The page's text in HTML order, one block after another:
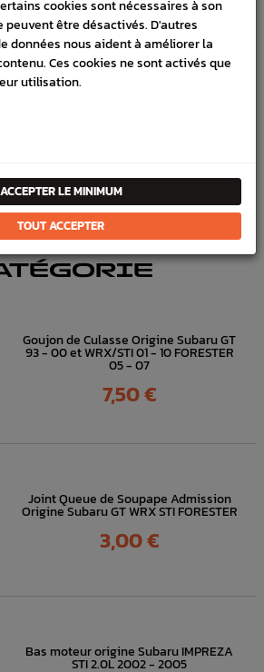
LA MÊME
Goujon de Culasse Origine Subaru GT
93 - 00 et WRX/STI 01 - 10 FORESTER
05 - 07
Prix
7,50 €
Joint Queue de Soupape Admission
Origine Subaru GT WRX STI FORESTER
Prix
3,00 €
Bas moteur origine Subaru IMPREZA
STI 2.0L 2002 - 2005
cookies sont nécessaires à son
être désactivés. D'autres
données nous aident à améliorer la
Ces cookies ne sont activés que
utilisation.
ACCEPTER LE MINIMUM
TOUT ACCEPTER